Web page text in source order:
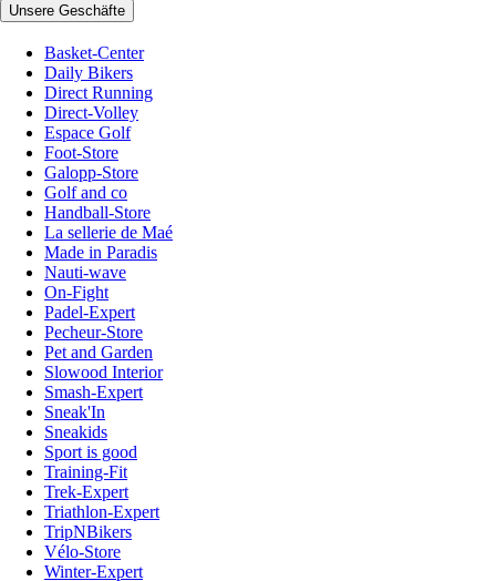
Unsere Geschäfte
Basket-Center
Daily Bikers
Direct Running
Direct-Volley
Espace Golf
Foot-Store
Galopp-Store
Golf and co
Handball-Store
La sellerie de Maé
Made in Paradis
Nauti-wave
On-Fight
Padel-Expert
Pecheur-Store
Pet and Garden
Slowood Interior
Smash-Expert
Sneak'In
Sneakids
Sport is good
Training-Fit
Trek-Expert
Triathlon-Expert
TripNBikers
Vélo-Store
Winter-Expert